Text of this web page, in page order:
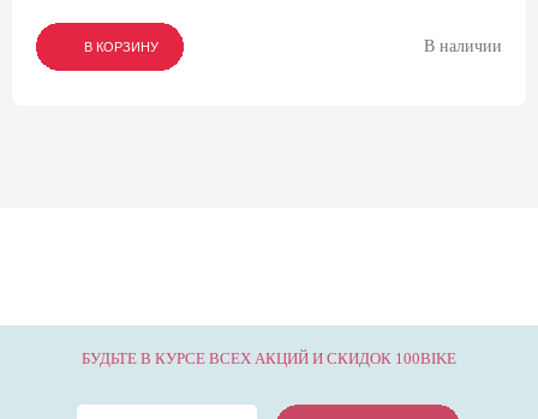
В КОРЗИНУ
В КОРЗИНУ
В КОРЗИНУ В наличии
БУДЬТЕ В КУРСЕ ВСЕХ АКЦИЙ И СКИДОК 100BIKE